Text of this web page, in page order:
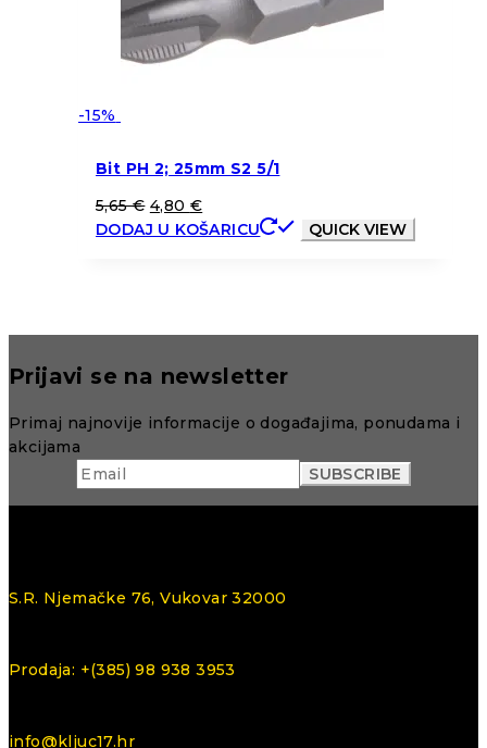
-15%
Bit PH 2; 25mm S2 5/1
5,65€ 4,80 €
DODAJ U KOŠARICU
QUICK VIEW
Prijavi se na newsletter
Primaj najnovije informacije o događajima, ponudama i
akcijama
S.R. Njemačke 76, Vukovar 32000
Prodaja: +(385) 98 938 3953
info@kljuc17.hr